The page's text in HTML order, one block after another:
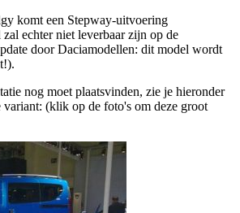
komt een Stepway-uitvoering
echter niet leverbaar zijn op de
door Daciamodellen: dit model wordt
nog moet plaatsvinden, zie je hieronder
(klik op de foto's om deze groot